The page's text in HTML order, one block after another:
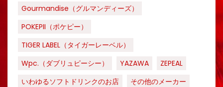
Gourmandise（グルマンディーズ）
POKEPII（ポケピー）
TIGER LABEL（タイガーレーベル）
Wpc.（ダブリュピーシー）
YAZAWA
ZEPEAL
いわゆるソフトドリンクのお店
その他のメーカー